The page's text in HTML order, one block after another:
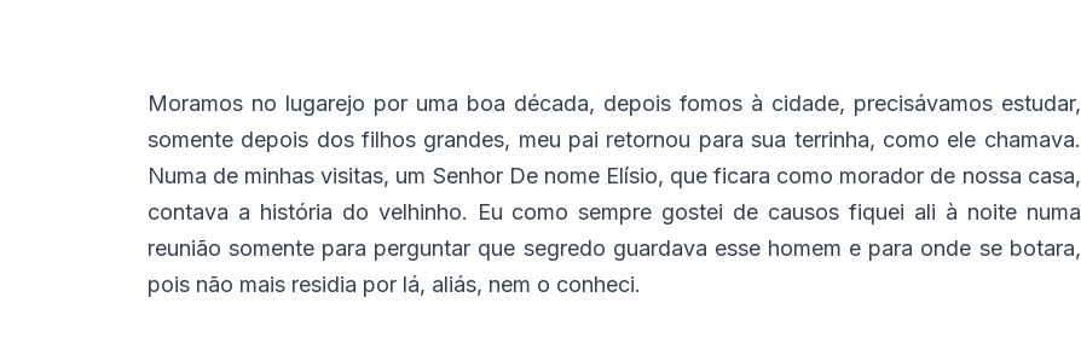
Moramos no lugarejo por uma boa década, depois fomos à cidade, precisávamos estudar,
somente depois dos filhos grandes, meu pai retornou para sua terrinha, como ele chamava.
Numa de minhas visitas, um Senhor De nome Elísio, que ficara como morador de nossa casa,
contava a história do velhinho. Eu como sempre gostei de causos fiquei ali à noite numa
reunião somente para perguntar que segredo guardava esse homem e para onde se botara,
pois não mais residia por lá, aliás, nem o conheci.